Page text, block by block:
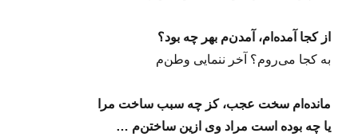
م
از کجا آمده‌ام، آمدن‌م بهر چه بود؟
به کجا می‌روم؟ آخر ننمایی وطن‌م
مانده‌ام سخت عجب، کز چه سبب ساخت مرا
یا چه بوده است مراد وی ازین ساختن‌م …